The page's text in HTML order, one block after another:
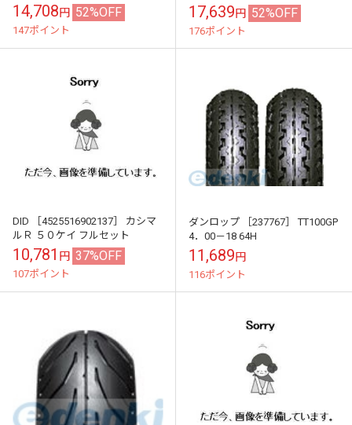
14,708円 52%OFF
147ポイント
17,639円 52%OFF
176ポイント
DID ［4525516902137］ カシマ
ルＲ ５０ケイ フルセット
10,781 円 37%OFF
107ポイント
ダンロップ ［237767］ TT100GP
4．00－18 64H
11,689円
116ポイント